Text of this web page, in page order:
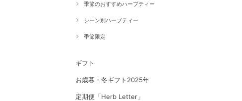
季節のおすすめハーブティー
シーン別ハーブティー
季節限定
ギフト
お歳暮・冬ギフト2025年
定期便「Herb Letter」